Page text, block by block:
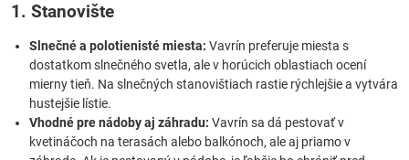
1. Stanovište
Slnečné a polotienisté miesta: Vavrín preferuje miesta s
dostatkom slnečného svetla, ale v horúcich oblastiach ocení
mierny tieň. Na slnečných stanovištiach rastie rýchlejšie a vytvára
hustejšie lístie.
Vhodné pre nádoby aj záhradu: Vavrín sa dá pestovať v
kvetináčoch na terasách alebo balkónoch, ale aj priamo v